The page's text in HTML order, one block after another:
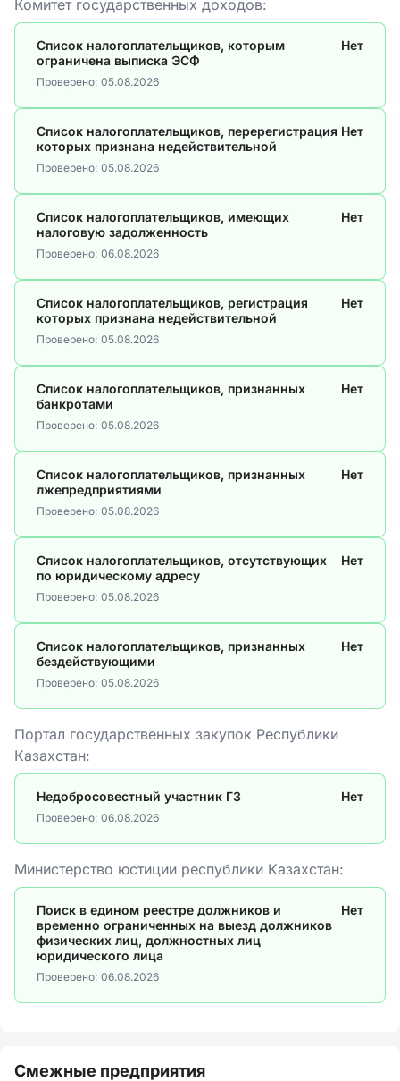
Комитет государственных доходов:
Список налогоплательщиков, которым
ограничена выписка ЭСФ
Нет
Проверено: 05.08.2026
Список налогоплательщиков, перерегистрация
которых признана недействительной
Нет
Проверено: 05.08.2026
Список налогоплательщиков, имеющих
налоговую задолженность
Нет
Проверено: 06.08.2026
Список налогоплательщиков, регистрация
которых признана недействительной
Нет
Проверено: 05.08.2026
Список налогоплательщиков, признанных
банкротами
Нет
Проверено: 05.08.2026
Список налогоплательщиков, признанных
лжепредприятиями
Нет
Проверено: 05.08.2026
Список налогоплательщиков, отсутствующих
по юридическому адресу
Нет
Проверено: 05.08.2026
Список налогоплательщиков, признанных
бездействующими
Нет
Проверено: 05.08.2026
Портал государственных закупок Республики
Казахстан:
Недобросовестный участник ГЗ Нет
Проверено: 06.08.2026
Министерство юстиции республики Казахстан:
Поиск в едином реестре должников и
временно ограниченных на выезд должников
физических лиц, должностных лиц
юридического лица
Нет
Проверено: 06.08.2026
Смежные предприятия